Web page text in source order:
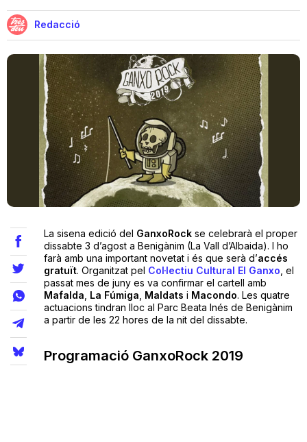
Videoclips
Cinema i Televisió
Festivals
Teatre
Internet
Opinió
Llibres
La Llista
Redacció
La sisena edició del GanxoRockse celebrarà el proper
dissabte 3 d’agost a Benigànim (La Vall d’Albaida). I ho
farà amb una important novetat i és que serà d’accés
gratuït. Organitzat pel Col·lectiu Cultural El Ganxo , el
passat mes de juny es va confirmar el cartell amb
Mafalda La Fúmiga Maldats i Macondo. Les quatre
actuacions tindran lloc al Parc Beata Inés de Benigànim
a partir de les 22 hores de la nit del dissabte.
Programació GanxoRock 2019